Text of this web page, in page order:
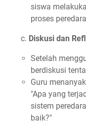
siswa
proses
c. Diskusi dan
Setelah
berdiskusi
Guru
"Apa yang
sistem
baik?"